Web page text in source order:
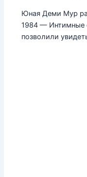
Юная Деми Мур
1984 — Интимные
позволили